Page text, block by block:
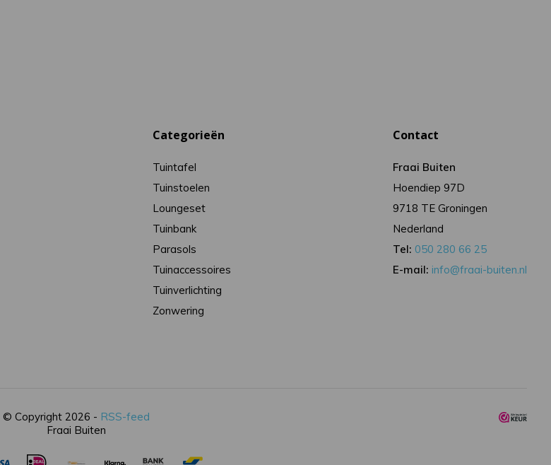
Categorieën
Tuintafel
Tuinstoelen
Loungeset
Tuinbank
Parasols
Tuinaccessoires
Tuinverlichting
Zonwering
Contact
Fraai Buiten
Hoendiep 97D
9718 TE Groningen
Nederland
Tel: 050 280 66 25
E-mail: info@fraai-buiten.nl
© Copyright 2026 - RSS-feed
Fraai Buiten